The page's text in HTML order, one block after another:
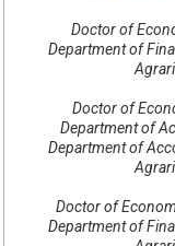
Doctor of
Department of
Doctor of
Department of
Department of
Doctor of
Department of